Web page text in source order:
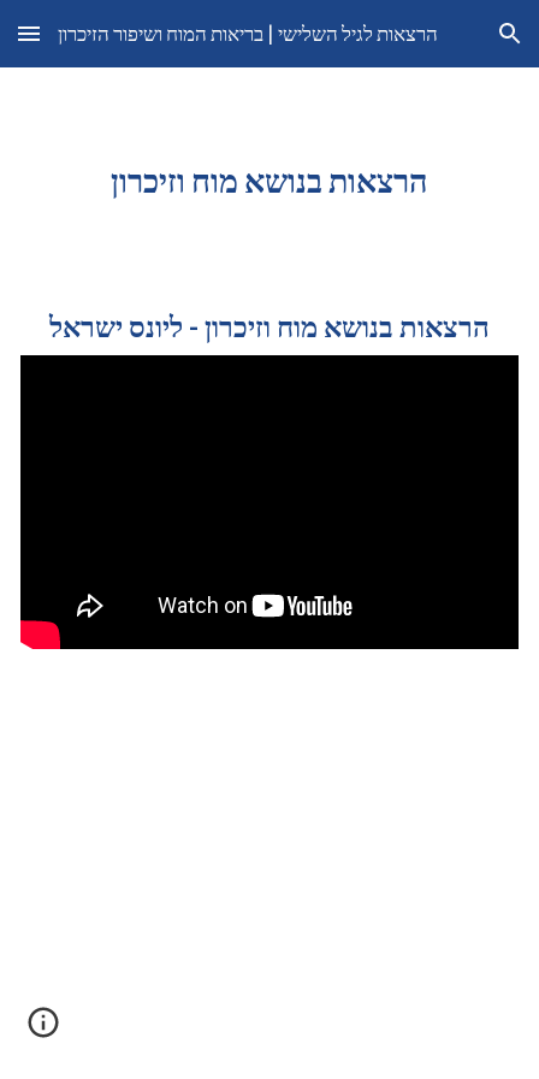
Skip to main content Skip to navigationהרצאות לגיל השלישי | בריאות המוח ושיפור הזיכרון
הרצאות בנושא מוח וזיכרון
הרצאות בנושא מוח וזיכרון - ליונס ישראל